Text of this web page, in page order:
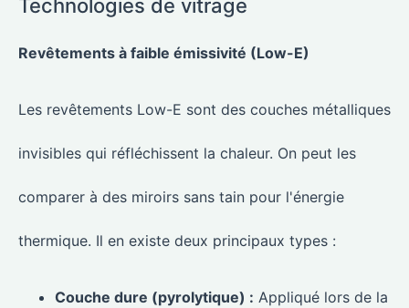
Technologies de vitrage
Revêtements à faible émissivité (Low-E)
Les revêtements Low-E sont des couches métalliques
invisibles qui réfléchissent la chaleur. On peut les
comparer à des miroirs sans tain pour l'énergie
thermique. Il en existe deux principaux types :
Couche dure (pyrolytique) : Appliqué lors de la